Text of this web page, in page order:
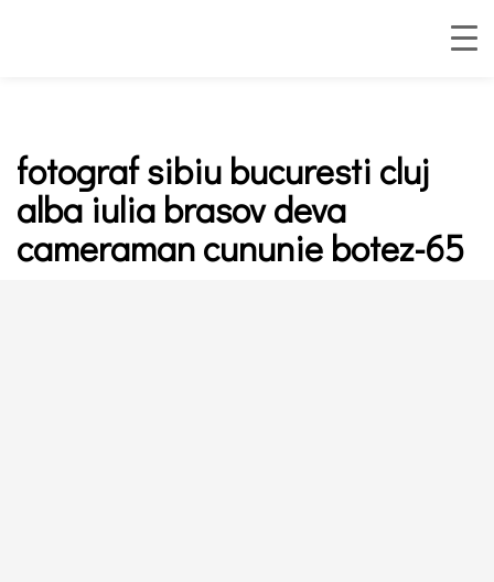
fotograf sibiu bucuresti cluj
alba iulia brasov deva
cameraman cununie botez-65